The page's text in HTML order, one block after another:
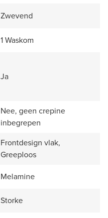
Zwevend
1 Waskom
Ja
Nee, geen crepine
inbegrepen
Frontdesign vlak,
Greeploos
Melamine
Storke